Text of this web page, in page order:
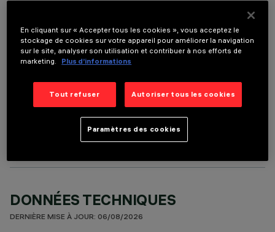
COMPOSANTS OPTIONNELS
DONNÉES TECHNIQUES
DERNIÈRE MISE À JOUR: 06/08/2026
En cliquant sur « Accepter tous les cookies », vous acceptez le
stockage de cookies sur votre appareil pour améliorer la navigation
sur le site, analyser son utilisation et contribuer à nos efforts de
marketing.
Plus d’informations
Tout refuser Autoriser tous les cookies
Paramètres des cookies